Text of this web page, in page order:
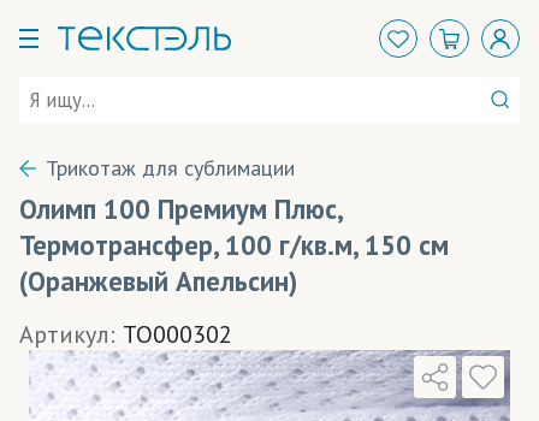
Трикотаж для сублимации
Олимп 100 Премиум Плюс,
Термотрансфер, 100 г/кв.м, 150 см
(Оранжевый Апельсин)
Артикул: TO000302